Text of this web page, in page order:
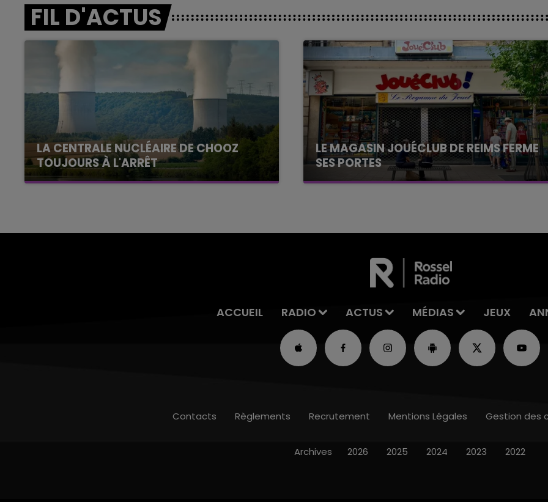
FIL D'ACTUS
LA CENTRALE NUCLÉAIRE DE CHOOZ
TOUJOURS À L'ARRÊT
Cela fait déjà une semaine que la centrale
LE MAGASIN JOUÉCLUB DE REIMS FERME
SES PORTES
C'était l'une des institutions du centre-ville
ACCUEIL RADIO ACTUS MÉDIAS JEUX
Contacts Règlements Recrutement Mentions Légales Gestion des
Archives 2026 2025 2024 2023 2022